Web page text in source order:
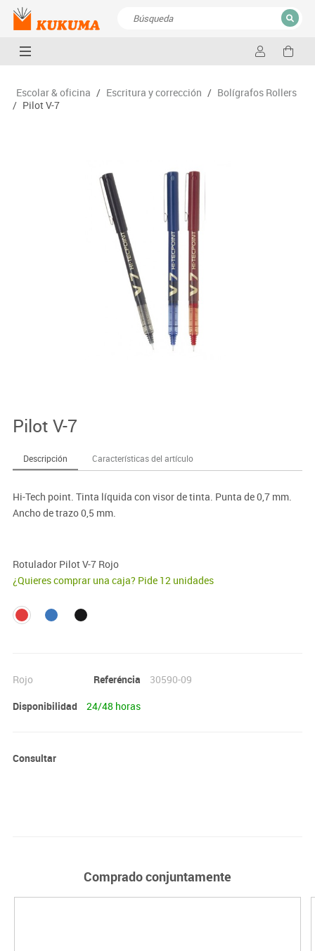
CERRAR
Escolar & oficina / Escritura y corrección / Bolígrafos Rollers
/ Pilot V-7
Pilot V-7
Descripción Características del artículo
Hi-Tech point. Tinta líquida con visor de tinta. Punta de 0,7 mm.
Ancho de trazo 0,5 mm.
Rotulador Pilot V-7 Rojo
¿Quieres comprar una caja? Pide 12 unidades
Rojo Referéncia
30590-09
Disponibilidad
24/48 horas
Consultar
Comprado conjuntamente